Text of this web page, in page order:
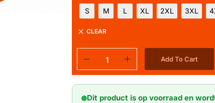
S M L XL 2XL 3XL
CLEAR
Add To Cart
Dit product is op voorraad en